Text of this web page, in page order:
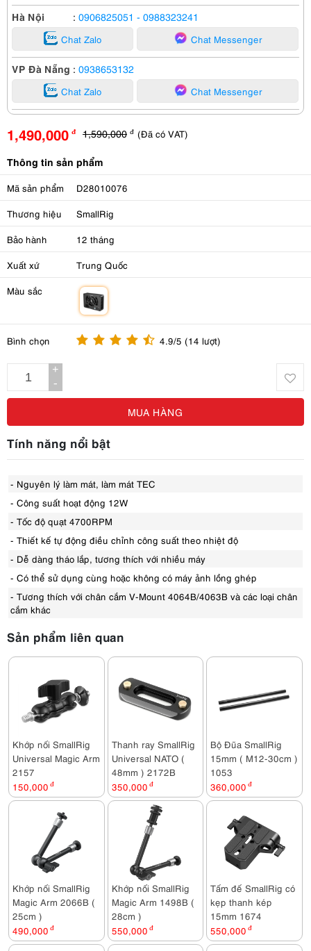
Hà Nội : 0906825051 - 0988323241
Chat Zalo Chat Messenger
VP Đà Nẵng : 0938653132
Chat Zalo Chat Messenger
1,490,000 đ 1,590,000 đ (Đã có VAT)
Thông tin sản phẩm
Mã sản phẩm D28010076
Thương hiệu SmallRig
Bảo hành 12 tháng
Xuất xứ Trung Quốc
Màu sắc
Bình chọn 4.9/5 (14 lượt)
+
-
MUA HÀNG
Tính năng nổi bật
- Nguyên lý làm mát, làm mát TEC
- Công suất hoạt động 12W
- Tốc độ quạt 4700RPM
- Thiết kế tự động điều chỉnh công suất theo nhiệt độ
- Dễ dàng tháo lắp, tương thích với nhiều máy
- Có thể sử dụng cùng hoặc không có máy ảnh lồng ghép
- Tương thích với chân cắm V-Mount 4064B/4063B và các loại chân
cắm khác
Sản phẩm liên quan
Khớp nối SmallRig
Universal Magic Arm
2157
150,000 đ
Thanh ray SmallRig
Universal NATO (
48mm ) 2172B
350,000 đ
Bộ Đũa SmallRig
15mm ( M12-30cm )
1053
360,000 đ
Khớp nối SmallRig
Magic Arm 2066B (
25cm )
490,000 đ
Khớp nối SmallRig
Magic Arm 1498B (
28cm )
550,000 đ
Tấm đế SmallRig có
kẹp thanh kép
15mm 1674
550,000 đ